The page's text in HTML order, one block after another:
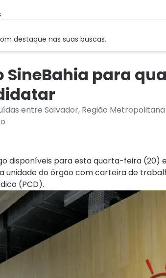
destaque nas suas buscas.
SineBahia para
entre Salvador, Região Metropolitana
disponíveis para esta quarta-feira (20)
do órgão com carteira de
(PCD).